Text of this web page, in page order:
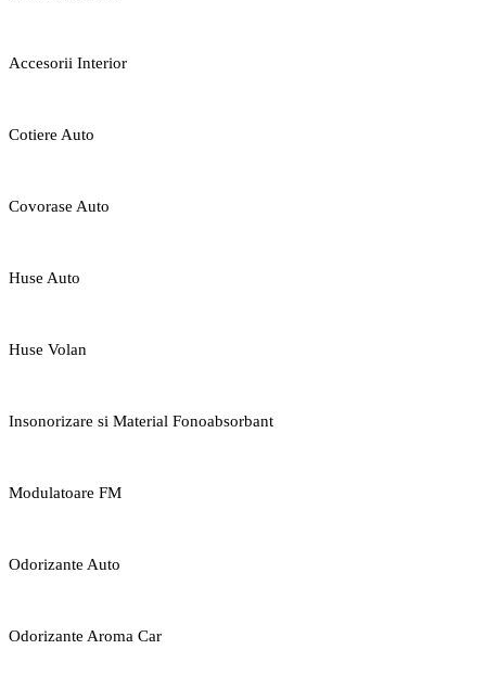
Accesorii Interior
Cotiere Auto
Covorase Auto
Huse Auto
Huse Volan
Insonorizare si Material Fonoabsorbant
Modulatoare FM
Odorizante Auto
Odorizante Aroma Car